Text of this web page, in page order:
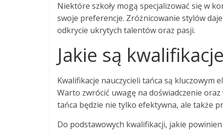
Niektóre szkoły mogą specjalizować się w
swoje preferencje. Zróżnicowanie stylów
odkrycie ukrytych talentów oraz pasji.
Jakie są
Kwalifikacje nauczycieli tańca są kluczowym
Warto zwrócić uwagę na doświadczenie
tańca będzie nie tylko efektywna, ale także
Do podstawowych kwalifikacji, jakie